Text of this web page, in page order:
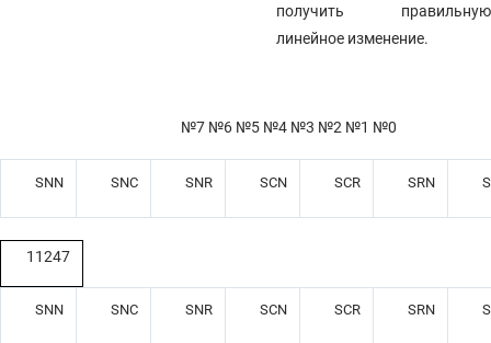
получить правильную
линейное изменение.
№7 №6 №5 №4 №3 №2 №1 №0
SNN SNC SNR SCN SCR SRN
11247
SNN SNC SNR SCN SCR SRN
ТАБЛИЦА УЧЕТА ИЗМЕНЕНИЙ
АЛФАВИТНЫЙ УКАЗАТЕЛЬ
ПРИЛОЖЕНИЕ